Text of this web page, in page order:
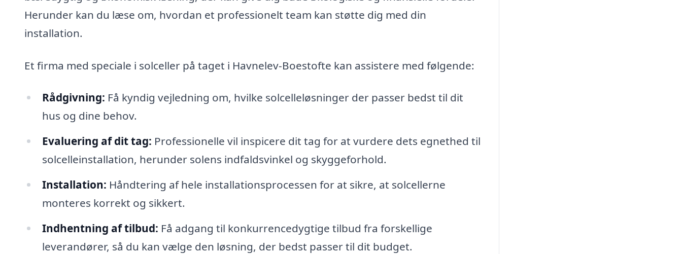
Herunder kan du læse om, hvordan et professionelt team kan støtte dig med din
installation.
Et firma med speciale i solceller på taget i Havnelev-Boestofte kan assistere med følgende:
Rådgivning: Få kyndig vejledning om, hvilke solcelleløsninger der passer bedst til dit
hus og dine behov.
Evaluering af dit tag: Professionelle vil inspicere dit tag for at vurdere dets egnethed til
solcelleinstallation, herunder solens indfaldsvinkel og skyggeforhold.
Installation: Håndtering af hele installationsprocessen for at sikre, at solcellerne
monteres korrekt og sikkert.
Indhentning af tilbud: Få adgang til konkurrencedygtige tilbud fra forskellige
leverandører, så du kan vælge den løsning, der bedst passer til dit budget.